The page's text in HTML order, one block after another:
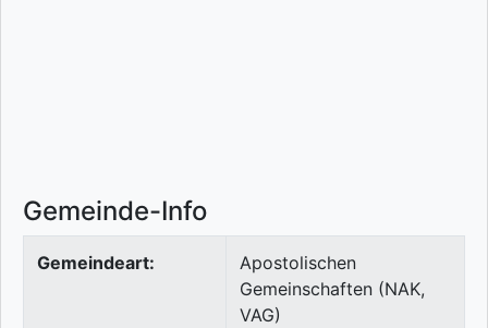
Gemeinde-Info
Gemeindeart:
Apostolischen
Gemeinschaften (NAK,
VAG)